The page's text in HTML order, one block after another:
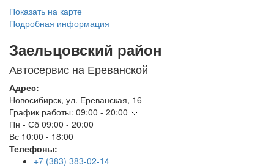
Показать на карте
Подробная информация
Заельцовский район
Автосервис на Ереванской
Адрес:
Новосибирск, ул. Ереванская, 16
График работы: 09:00 - 20:00
Пн - Сб 09:00 - 20:00
Вс 10:00 - 18:00
Телефоны:
+7 (383) 383-02-14